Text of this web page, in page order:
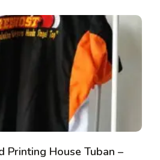
Printing House Tuban –